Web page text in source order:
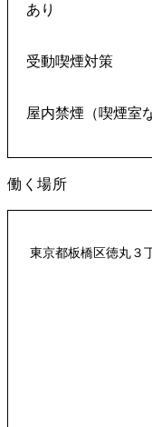
あり
受動喫煙対策
屋内禁煙（喫煙室
働く場所
東京都板橋区徳丸３